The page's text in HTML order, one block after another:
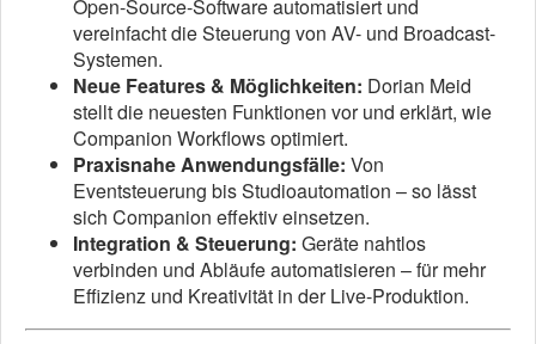
Open-Source-Software automatisiert und
vereinfacht die Steuerung von AV- und Broadcast-
Systemen.
Neue Features & Möglichkeiten: Dorian Meid
stellt die neuesten Funktionen vor und erklärt, wie
Companion Workflows optimiert.
Praxisnahe Anwendungsfälle: Von
Eventsteuerung bis Studioautomation – so lässt
sich Companion effektiv einsetzen.
Integration & Steuerung: Geräte nahtlos
verbinden und Abläufe automatisieren – für mehr
Effizienz und Kreativität in der Live-Produktion.